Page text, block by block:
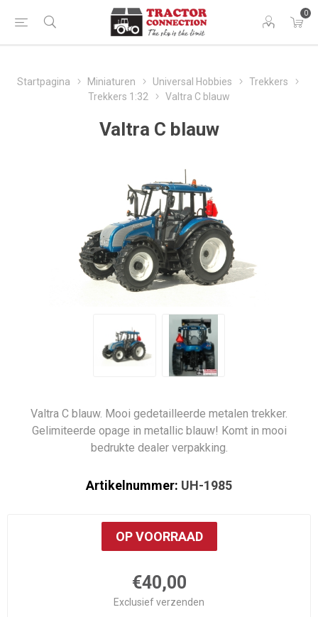
0
Startpagina Miniaturen Universal Hobbies
Trekkers
Trekkers 1:32
Valtra C blauw
Valtra C blauw
Valtra C blauw. Mooi gedetailleerde metalen trekker.
Gelimiteerde opage in metallic blauw! Komt in mooi
bedrukte dealer verpakking.
Artikelnummer: UH-1985
OP VOORRAAD
€40,00
Exclusiefverzenden